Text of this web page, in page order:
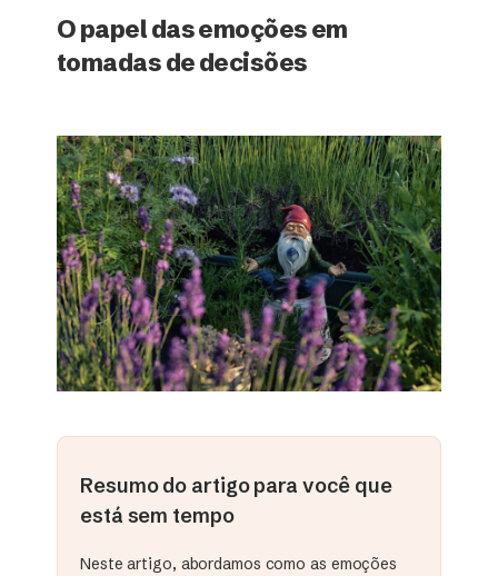
O papel das emoções em
tomadas de decisões
Resumo do artigo para você que
está sem tempo
Neste artigo, abordamos como as emoções